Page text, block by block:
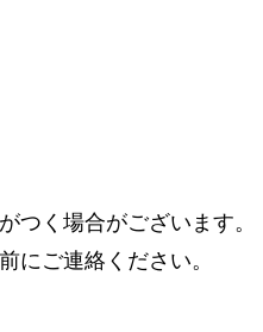
つく場合がございます。
にご連絡ください。